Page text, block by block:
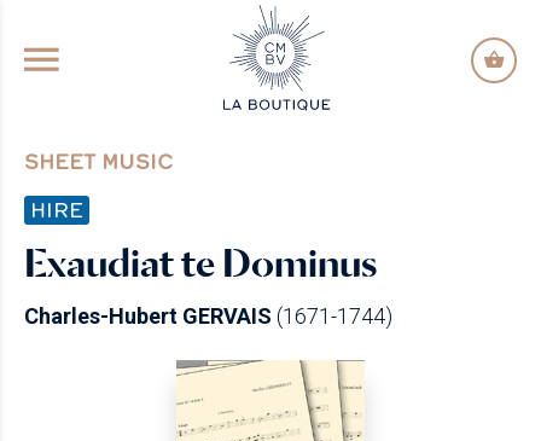
GO TO PRINCIPAL CONTENT
SHEET MUSIC
HIRE
Exaudiat te Dominus
Charles-Hubert GERVAIS (1671-1744)